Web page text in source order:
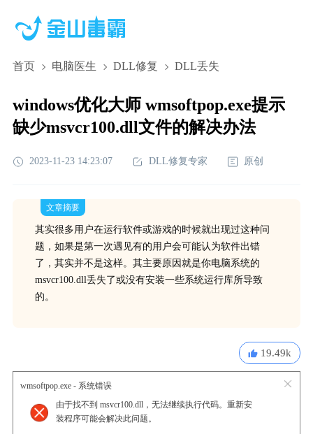
首页 电脑医生 DLL修复 DLL丢失
windows优化大师 wmsoftpop.exe提示
缺少msvcr100.dll文件的解决办法
2023-11-23 14:23:07 DLL修复专家 原创
文章摘要
其实很多用户在运行软件或游戏的时候就出现过这种问
题，如果是第一次遇见有的用户会可能认为软件出错
了，其实并不是这样。其主要原因就是你电脑系统的
msvcr100.dll丢失了或没有安装一些系统运行库所导致
的。
19.49k
wmsoftpop.exe - 系统错误
由于找不到 msvcr100.dll，无法继续执行代码。重新安
装程序可能会解决此问题。